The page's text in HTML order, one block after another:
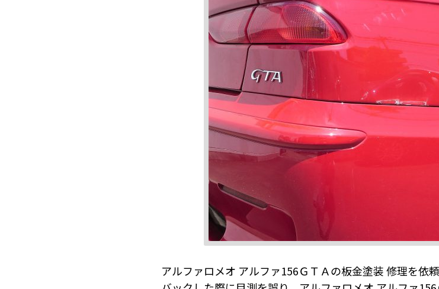
アルファロメオ アルファ156ＧＴＡの板金塗装 修理を依